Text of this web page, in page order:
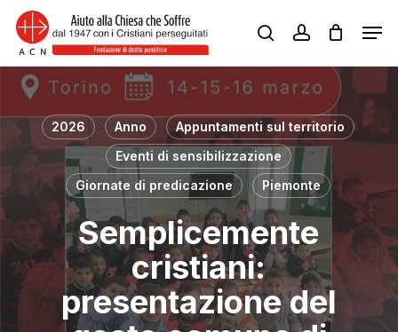
Skip
main
content
searchaccount
2026 Anno
Appuntamenti sul territorio
Eventi di sensibilizzazione
Giornate di predicazione
Piemonte
Semplicemente
cristiani:
presentazione del